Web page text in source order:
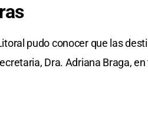
pudo conocer que las
Dra. Adriana Braga,